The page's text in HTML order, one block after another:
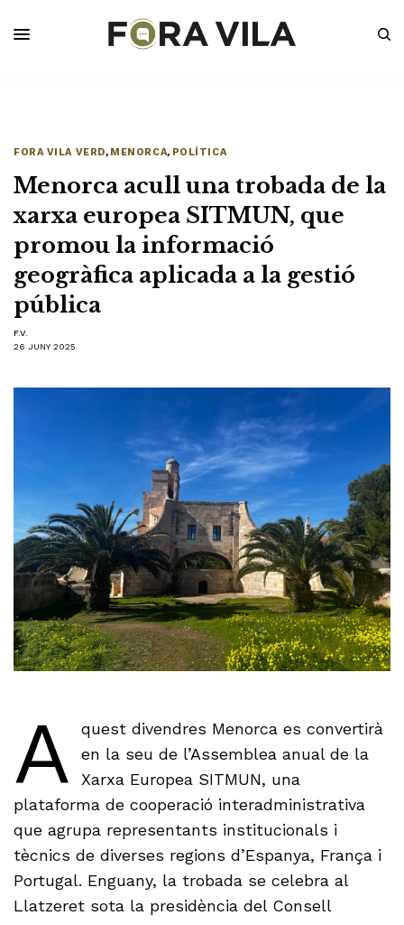
FORA VILA VERD, MENORCA, POLÍTICA
Menorca acull una trobada de la
xarxa europea SITMUN, que
promou la informació
geogràfica aplicada a la gestió
pública
F.V.
26 JUNY 2025
A
quest divendres Menorca es convertirà
en la seu de l’Assemblea anual de la
Xarxa Europea SITMUN, una
plataforma de cooperació interadministrativa
que agrupa representants institucionals i
tècnics de diverses regions d’Espanya, França i
Portugal. Enguany, la trobada se celebra al
Llatzeret sota la presidència del Consell